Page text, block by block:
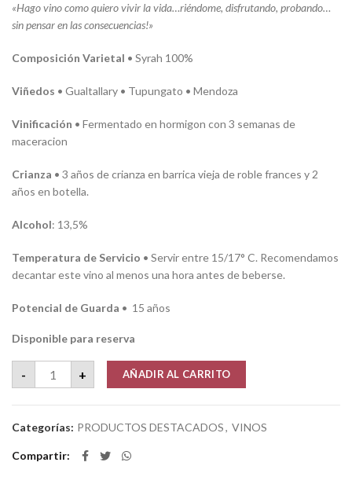
«Hago vino como quiero vivir la vida…riéndome, disfrutando, probando…
sin pensar en las consecuencias!»
Composición Varietal • Syrah 100%
Viñedos • Gualtallary • Tupungato • Mendoza
Vinificación • Fermentado en hormigon con 3 semanas de
maceracion
Crianza • 3 años de crianza en barrica vieja de roble frances y 2
años en botella.
Alcohol: 13,5%
Temperatura de Servicio • Servir entre 15/17° C. Recomendamos
decantar este vino al menos una hora antes de beberse.
Potencial de Guarda • 15 años
Disponible para reserva
-
POLOPUESTO • TEOREMA • SYRAH 2014 cantidad
+ AÑADIR AL CARRITO
Categorías: PRODUCTOS DESTACADOS, VINOS
Compartir